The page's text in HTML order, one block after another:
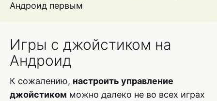
Андроид первым
Игры с джойстиком на
Андроид
К сожалению, настроить управление
джойстиком можно далеко не во всех играх